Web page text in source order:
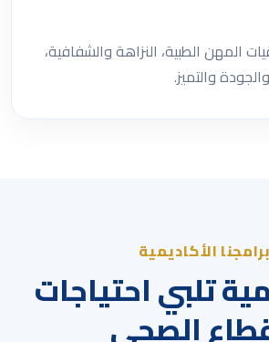
المهن الطبية، النزاهة والشفافية،
والتميز.
برامجنا الأكاديمية
تلبي احتياجات
الصحي